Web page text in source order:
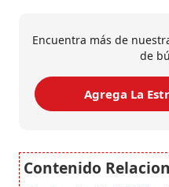
Encuentra más de
de
Agrega La